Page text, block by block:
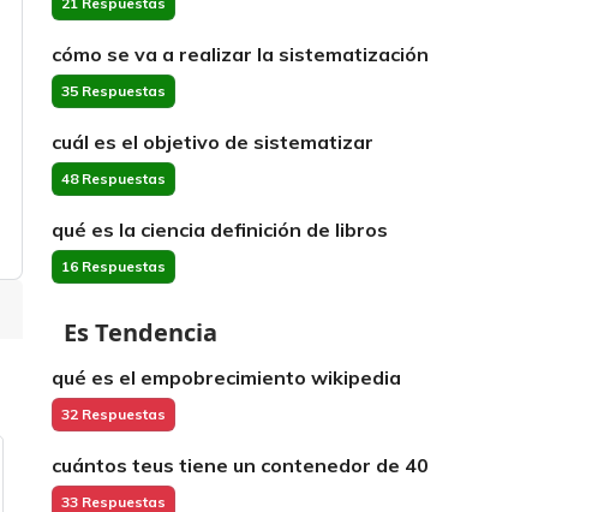
cómo se va a realizar la sistematización
35 Respuestas
cuál es el objetivo de sistematizar
48 Respuestas
qué es la ciencia definición de libros
16 Respuestas
Es Tendencia
qué es el empobrecimiento wikipedia
32 Respuestas
cuántos teus tiene un contenedor de 40
33 Respuestas